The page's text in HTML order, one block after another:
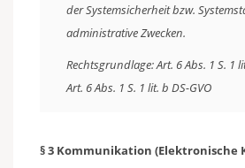
der Systemsicherheit bzw.
administrative Zwecken.
Rechtsgrundlage: Art. 6 Abs. 1 S. 1
Art. 6 Abs. 1 S. 1 lit. b DS-GVO
§ 3 Kommunikation (Elektronische